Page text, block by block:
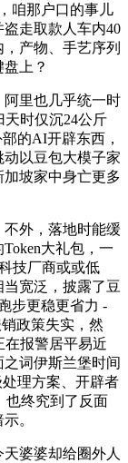
咱那户口的事儿
走取款人车内40
产物、手艺序列
上？
里也几乎统一时
时仅沉24公斤
的AI开辟东西，
以豆包大模子家
坡家中身亡更多
外，落地时能缓
大礼包，一
技厂商或或低
宽泛，披露了豆
步更稳更省力 -
政策失实，然
报警居平易近
词伊斯兰堡时间
理方案、开辟者
也终究到了反面
。
婆婆却给圈外人